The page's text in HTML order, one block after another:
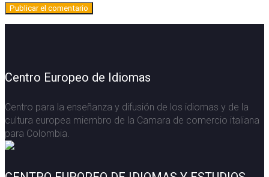
Centro Europeo de Idiomas
Centro para la enseñanza y difusión de los idiomas y de la
cultura europea miembro de la Camara de comercio italiana
para Colombia.